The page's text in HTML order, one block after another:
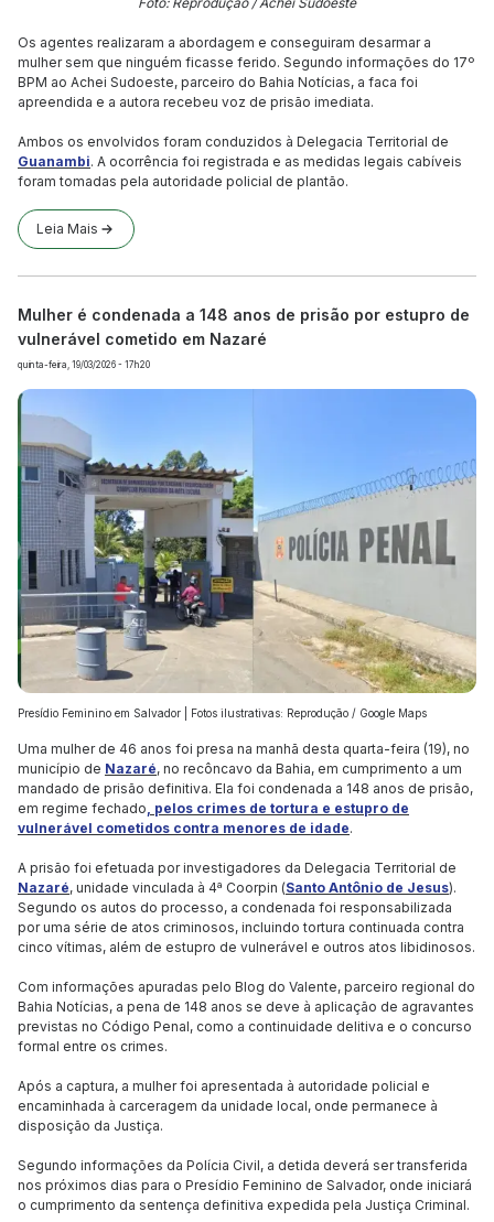
Os agentes realizaram a abordagem e conseguiram desarmar a
mulher sem que ninguém ficasse ferido. Segundo informações do 17º
BPM ao Achei Sudoeste, parceiro do Bahia Notícias, a faca foi
apreendida e a autora recebeu voz de prisão imediata.
Ambos os envolvidos foram conduzidos à Delegacia Territorial de
Guanambi. A ocorrência foi registrada e as medidas legais cabíveis
foram tomadas pela autoridade policial de plantão.
Leia Mais
Mulher é condenada a 148 anos de prisão por estupro de
vulnerável cometido em Nazaré
quinta-feira, 19/03/2026 - 17h20
Presídio Feminino em Salvador | Fotos ilustrativas: Reprodução / Google Maps
Uma mulher de 46 anos foi presa na manhã desta quarta-feira (19), no
município de Nazaré, no recôncavo da Bahia, em cumprimento a um
mandado de prisão definitiva. Ela foi condenada a 148 anos de prisão,
em regime fechado , pelos crimes de tortura e estupro de
vulnerável cometidos contra menores de idade.
A prisão foi efetuada por investigadores da Delegacia Territorial de
Nazaré, unidade vinculada à 4ª Coorpin (Santo Antônio de Jesus).
Segundo os autos do processo, a condenada foi responsabilizada
por uma série de atos criminosos, incluindo tortura continuada contra
cinco vítimas, além de estupro de vulnerável e outros atos libidinosos.
Com informações apuradas pelo Blog do Valente, parceiro regional do
Bahia Notícias, a pena de 148 anos se deve à aplicação de agravantes
previstas no Código Penal, como a continuidade delitiva e o concurso
formal entre os crimes.
Após a captura, a mulher foi apresentada à autoridade policial e
encaminhada à carceragem da unidade local, onde permanece à
disposição da Justiça.
Segundo informações da Polícia Civil, a detida deverá ser transferida
nos próximos dias para o Presídio Feminino de Salvador, onde iniciará
o cumprimento da sentença definitiva expedida pela Justiça Criminal.